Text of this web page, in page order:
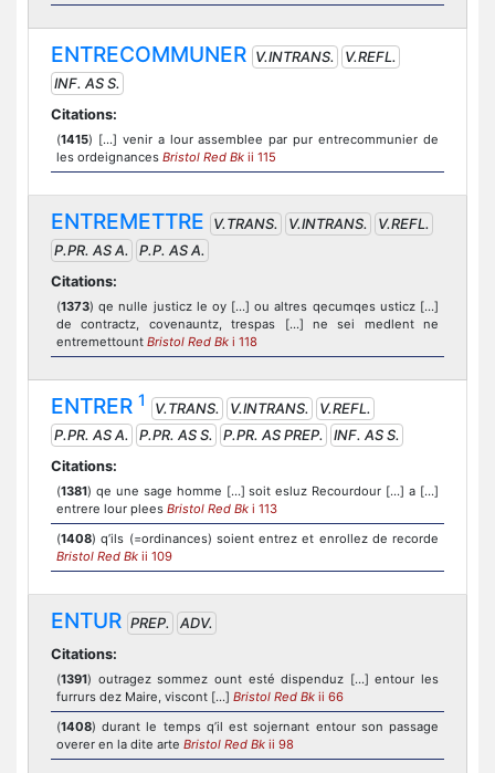
ENTRECOMMUNER V.INTRANS.
V.REFL.
INF. AS S.
Citations:
(1415) [...] venir a lour assemblee par pur entrecommunier de
les ordeignances Bristol Red Bk ii 115
ENTREMETTRE V.TRANS. V.INTRANS.
V.REFL.
P.PR. AS A.
P.P. AS A.
Citations:
(1373) qe nulle justicz le oy [...] ou altres qecumqes usticz [...]
de contractz, covenauntz, trespas [...] ne sei medlent ne
entremettount Bristol Red Bk i 118
ENTRER 1 V.TRANS. V.INTRANS.
V.REFL.
P.PR. AS A.
P.PR. AS S. P.PR. AS PREP.
INF. AS S.
Citations:
(1381) qe une sage homme [...] soit esluz Recourdour [...] a [...]
entrere lour plees Bristol Red Bk i 113
(1408) q’ils (=ordinances) soient entrez et enrollez de recorde
Bristol Red Bk ii 109
ENTUR PREP.
ADV.
Citations:
(1391) outragez sommez ount esté dispenduz [...] entour les
furrurs dez Maire, viscont [...] Bristol Red Bk ii 66
(1408) durant le temps q’il est sojernant entour son passage
overer en la dite arte Bristol Red Bk ii 98